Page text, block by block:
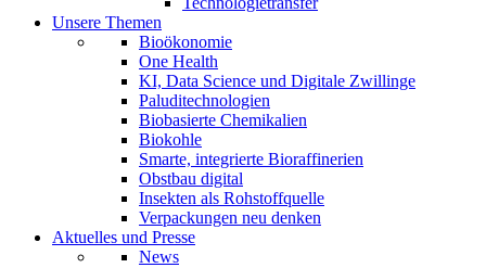
Unsere Themen
Bioökonomie
One Health
KI, Data Science und Digitale Zwillinge
Paluditechnologien
Biobasierte Chemikalien
Biokohle
Smarte, integrierte Bioraffinerien
Obstbau digital
Insekten als Rohstoffquelle
Verpackungen neu denken
Aktuelles und Presse
News